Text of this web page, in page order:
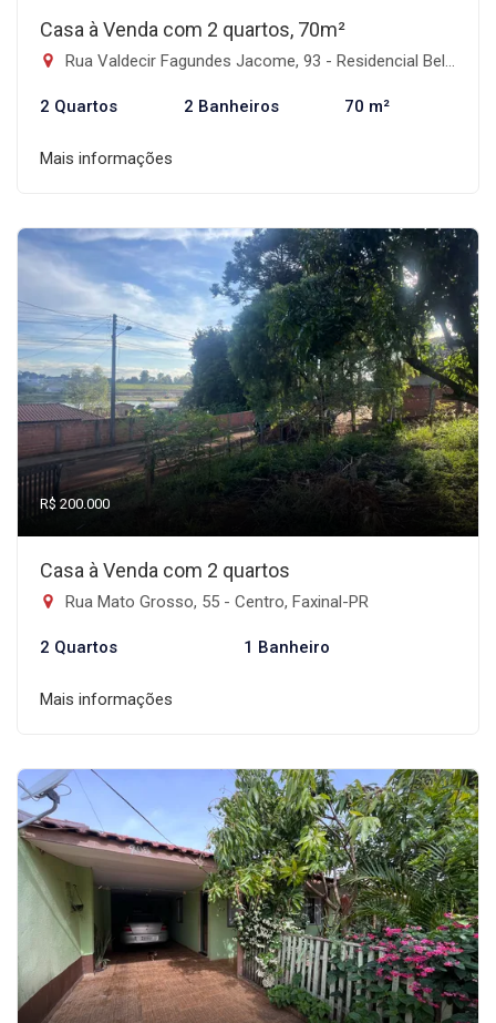
Casa à Venda com 2 quartos, 70m²
Rua Valdecir Fagundes Jacome, 93 - Residencial Bella Casa II, Faxinal-PR
2 Quartos 2 Banheiros 70 m²
Mais informações
R$ 200.000
Casa à Venda com 2 quartos
Rua Mato Grosso, 55 - Centro, Faxinal-PR
2 Quartos 1 Banheiro
Mais informações